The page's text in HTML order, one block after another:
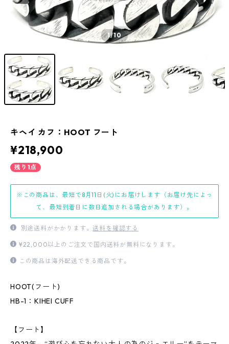
1/10
キヘイ カフ：HOOT フート
¥218,900
残り1点
※この商品は、最短で8月11日(火)にお届けします（お届け先によっ
て、最短到着日に数日追加される場合があります）。
別途送料がかかります。送料を確認する
¥22,000以上のご注文で国内送料が無料になります。
この商品は海外配送できる商品です。
HOOT(フート)
HB-1：KIHEI CUFF
【フート】